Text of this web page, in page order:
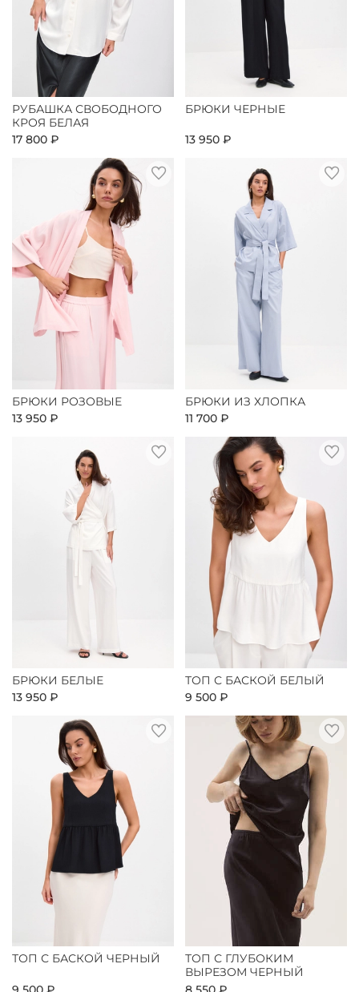
РУБАШКА СВОБОДНОГО
КРОЯ БЕЛАЯ
17 800 ₽
БРЮКИ ЧЕРНЫЕ
13 950 ₽
БРЮКИ РОЗОВЫЕ
13 950 ₽
БРЮКИ ИЗ ХЛОПКА
11 700 ₽
БРЮКИ БЕЛЫЕ
13 950 ₽
ТОП С БАСКОЙ БЕЛЫЙ
9 500 ₽
ТОП С БАСКОЙ ЧЕРНЫЙ
ТОП С ГЛУБОКИМ
ВЫРЕЗОМ ЧЕРНЫЙ